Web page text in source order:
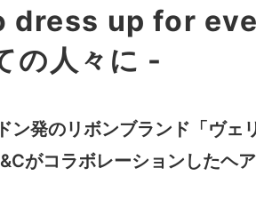
dress up for
の人々に -
ン発のリボンブランド「ヴェ
がコラボレーションしたヘ